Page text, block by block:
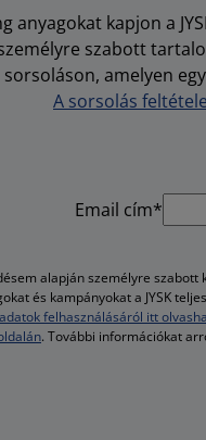
anyagokat kapjon a
szabott
amelyen
A sorsolás
Email cím*
alapján személyre
és kampányokat a JYSK
felhasználásáról itt
. További információkat